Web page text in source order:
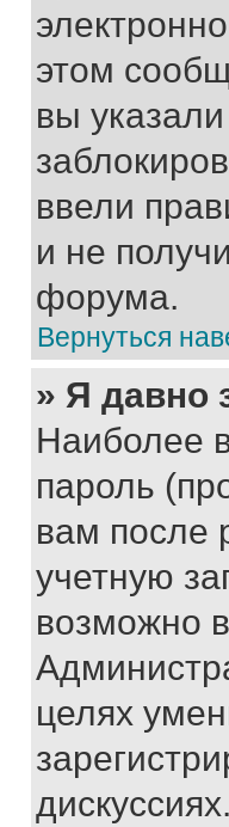
этом
вы
ввели
и не
форума.
Вернуться
» Я давно
Наиболее
пароль
вам после
учетную
возможно
целях
дискуссиях.